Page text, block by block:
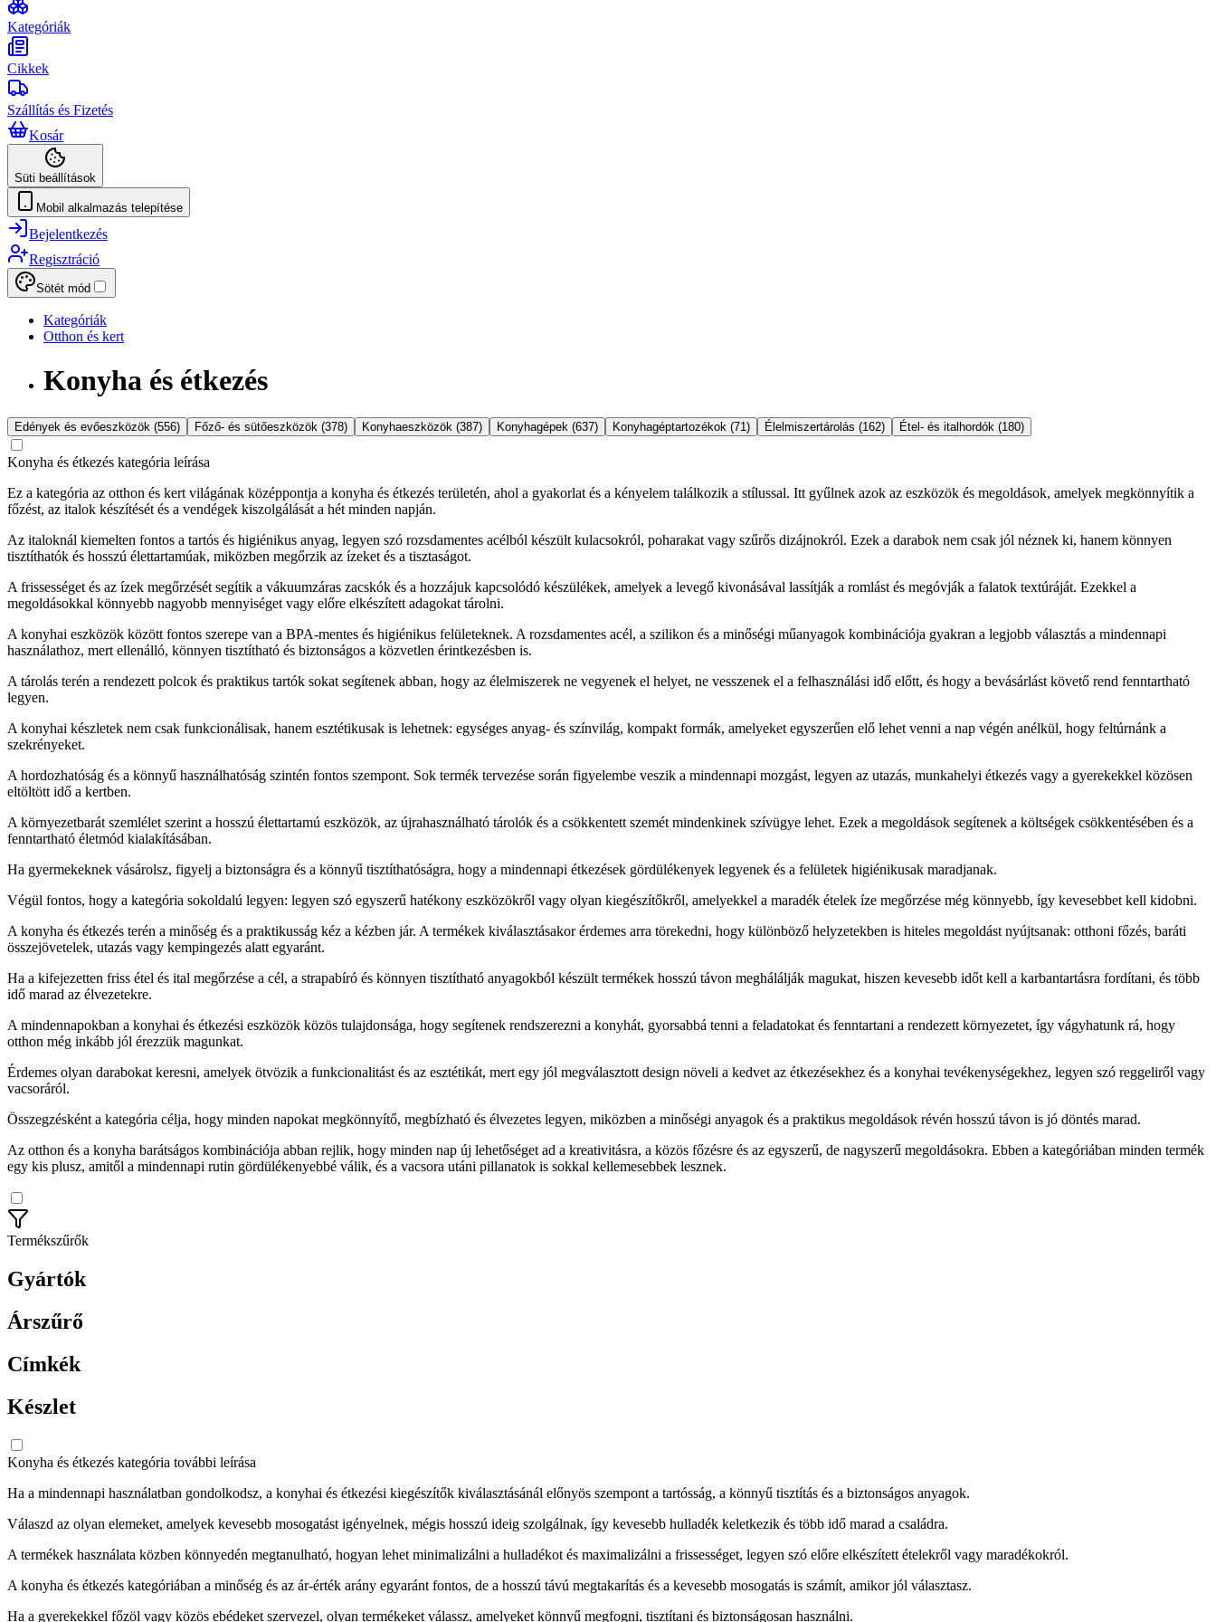
Kategóriák
Cikkek
Szállítás és Fizetés
Kosár
Süti beállítások
Mobil alkalmazás telepítése
Bejelentkezés
Regisztráció
Sötét mód
Kategóriák
Otthon és kert
Konyha és étkezés
Edények és evőeszközök (556) Főző- és sütőeszközök (378) Konyhaeszközök (387) Konyhagépek (637) Konyhagéptartozékok (71) Élelmiszertárolás (162) Étel- és italhordók (180)
Konyha és étkezés kategória leírása
Ez a kategória az otthon és kert világának középpontja a konyha és étkezés területén, ahol a gyakorlat és a kényelem találkozik a stílussal. Itt gyűlnek azok az eszközök és megoldások, amelyek megkönnyítik a
főzést, az italok készítését és a vendégek kiszolgálását a hét minden napján.
Az italoknál kiemelten fontos a tartós és higiénikus anyag, legyen szó rozsdamentes acélból készült kulacsokról, poharakat vagy szűrős dizájnokról. Ezek a darabok nem csak jól néznek ki, hanem könnyen
tisztíthatók és hosszú élettartamúak, miközben megőrzik az ízeket és a tisztaságot.
A frissességet és az ízek megőrzését segítik a vákuumzáras zacskók és a hozzájuk kapcsolódó készülékek, amelyek a levegő kivonásával lassítják a romlást és megóvják a falatok textúráját. Ezekkel a
megoldásokkal könnyebb nagyobb mennyiséget vagy előre elkészített adagokat tárolni.
A konyhai eszközök között fontos szerepe van a BPA-mentes és higiénikus felületeknek. A rozsdamentes acél, a szilikon és a minőségi műanyagok kombinációja gyakran a legjobb választás a mindennapi
használathoz, mert ellenálló, könnyen tisztítható és biztonságos a közvetlen érintkezésben is.
A tárolás terén a rendezett polcok és praktikus tartók sokat segítenek abban, hogy az élelmiszerek ne vegyenek el helyet, ne vesszenek el a felhasználási idő előtt, és hogy a bevásárlást követő rend fenntartható
legyen.
A konyhai készletek nem csak funkcionálisak, hanem esztétikusak is lehetnek: egységes anyag- és színvilág, kompakt formák, amelyeket egyszerűen elő lehet venni a nap végén anélkül, hogy feltúrnánk a
szekrényeket.
A hordozhatóság és a könnyű használhatóság szintén fontos szempont. Sok termék tervezése során figyelembe veszik a mindennapi mozgást, legyen az utazás, munkahelyi étkezés vagy a gyerekekkel közösen
eltöltött idő a kertben.
A környezetbarát szemlélet szerint a hosszú élettartamú eszközök, az újrahasználható tárolók és a csökkentett szemét mindenkinek szívügye lehet. Ezek a megoldások segítenek a költségek csökkentésében és a
fenntartható életmód kialakításában.
Ha gyermekeknek vásárolsz, figyelj a biztonságra és a könnyű tisztíthatóságra, hogy a mindennapi étkezések gördülékenyek legyenek és a felületek higiénikusak maradjanak.
Végül fontos, hogy a kategória sokoldalú legyen: legyen szó egyszerű hatékony eszközökről vagy olyan kiegészítőkről, amelyekkel a maradék ételek íze megőrzése még könnyebb, így kevesebbet kell kidobni.
A konyha és étkezés terén a minőség és a praktikusság kéz a kézben jár. A termékek kiválasztásakor érdemes arra törekedni, hogy különböző helyzetekben is hiteles megoldást nyújtsanak: otthoni főzés, baráti
összejövetelek, utazás vagy kempingezés alatt egyaránt.
Ha a kifejezetten friss étel és ital megőrzése a cél, a strapabíró és könnyen tisztítható anyagokból készült termékek hosszú távon meghálálják magukat, hiszen kevesebb időt kell a karbantartásra fordítani, és több
idő marad az élvezetekre.
A mindennapokban a konyhai és étkezési eszközök közös tulajdonsága, hogy segítenek rendszerezni a konyhát, gyorsabbá tenni a feladatokat és fenntartani a rendezett környezetet, így vágyhatunk rá, hogy
otthon még inkább jól érezzük magunkat.
Érdemes olyan darabokat keresni, amelyek ötvözik a funkcionalitást és az esztétikát, mert egy jól megválasztott design növeli a kedvet az étkezésekhez és a konyhai tevékenységekhez, legyen szó reggeliről vagy
vacsoráról.
Összegzésként a kategória célja, hogy minden napokat megkönnyítő, megbízható és élvezetes legyen, miközben a minőségi anyagok és a praktikus megoldások révén hosszú távon is jó döntés marad.
Az otthon és a konyha barátságos kombinációja abban rejlik, hogy minden nap új lehetőséget ad a kreativitásra, a közös főzésre és az egyszerű, de nagyszerű megoldásokra. Ebben a kategóriában minden termék
egy kis plusz, amitől a mindennapi rutin gördülékenyebbé válik, és a vacsora utáni pillanatok is sokkal kellemesebbek lesznek.
Termékszűrők
Gyártók
Árszűrő
Címkék
Készlet
Konyha és étkezés kategória további leírása
Ha a mindennapi használatban gondolkodsz, a konyhai és étkezési kiegészítők kiválasztásánál előnyös szempont a tartósság, a könnyű tisztítás és a biztonságos anyagok.
Válaszd az olyan elemeket, amelyek kevesebb mosogatást igényelnek, mégis hosszú ideig szolgálnak, így kevesebb hulladék keletkezik és több idő marad a családra.
A termékek használata közben könnyedén megtanulható, hogyan lehet minimalizálni a hulladékot és maximalizálni a frissességet, legyen szó előre elkészített ételekről vagy maradékokról.
A konyha és étkezés kategóriában a minőség és az ár-érték arány egyaránt fontos, de a hosszú távú megtakarítás és a kevesebb mosogatás is számít, amikor jól választasz.
Ha a gyerekekkel főzöl vagy közös ebédeket szervezel, olyan termékeket válassz, amelyeket könnyű megfogni, tisztítani és biztonságosan használni.